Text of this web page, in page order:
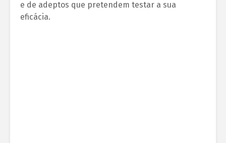
e de adeptos que pretendem testar a sua
eficácia.